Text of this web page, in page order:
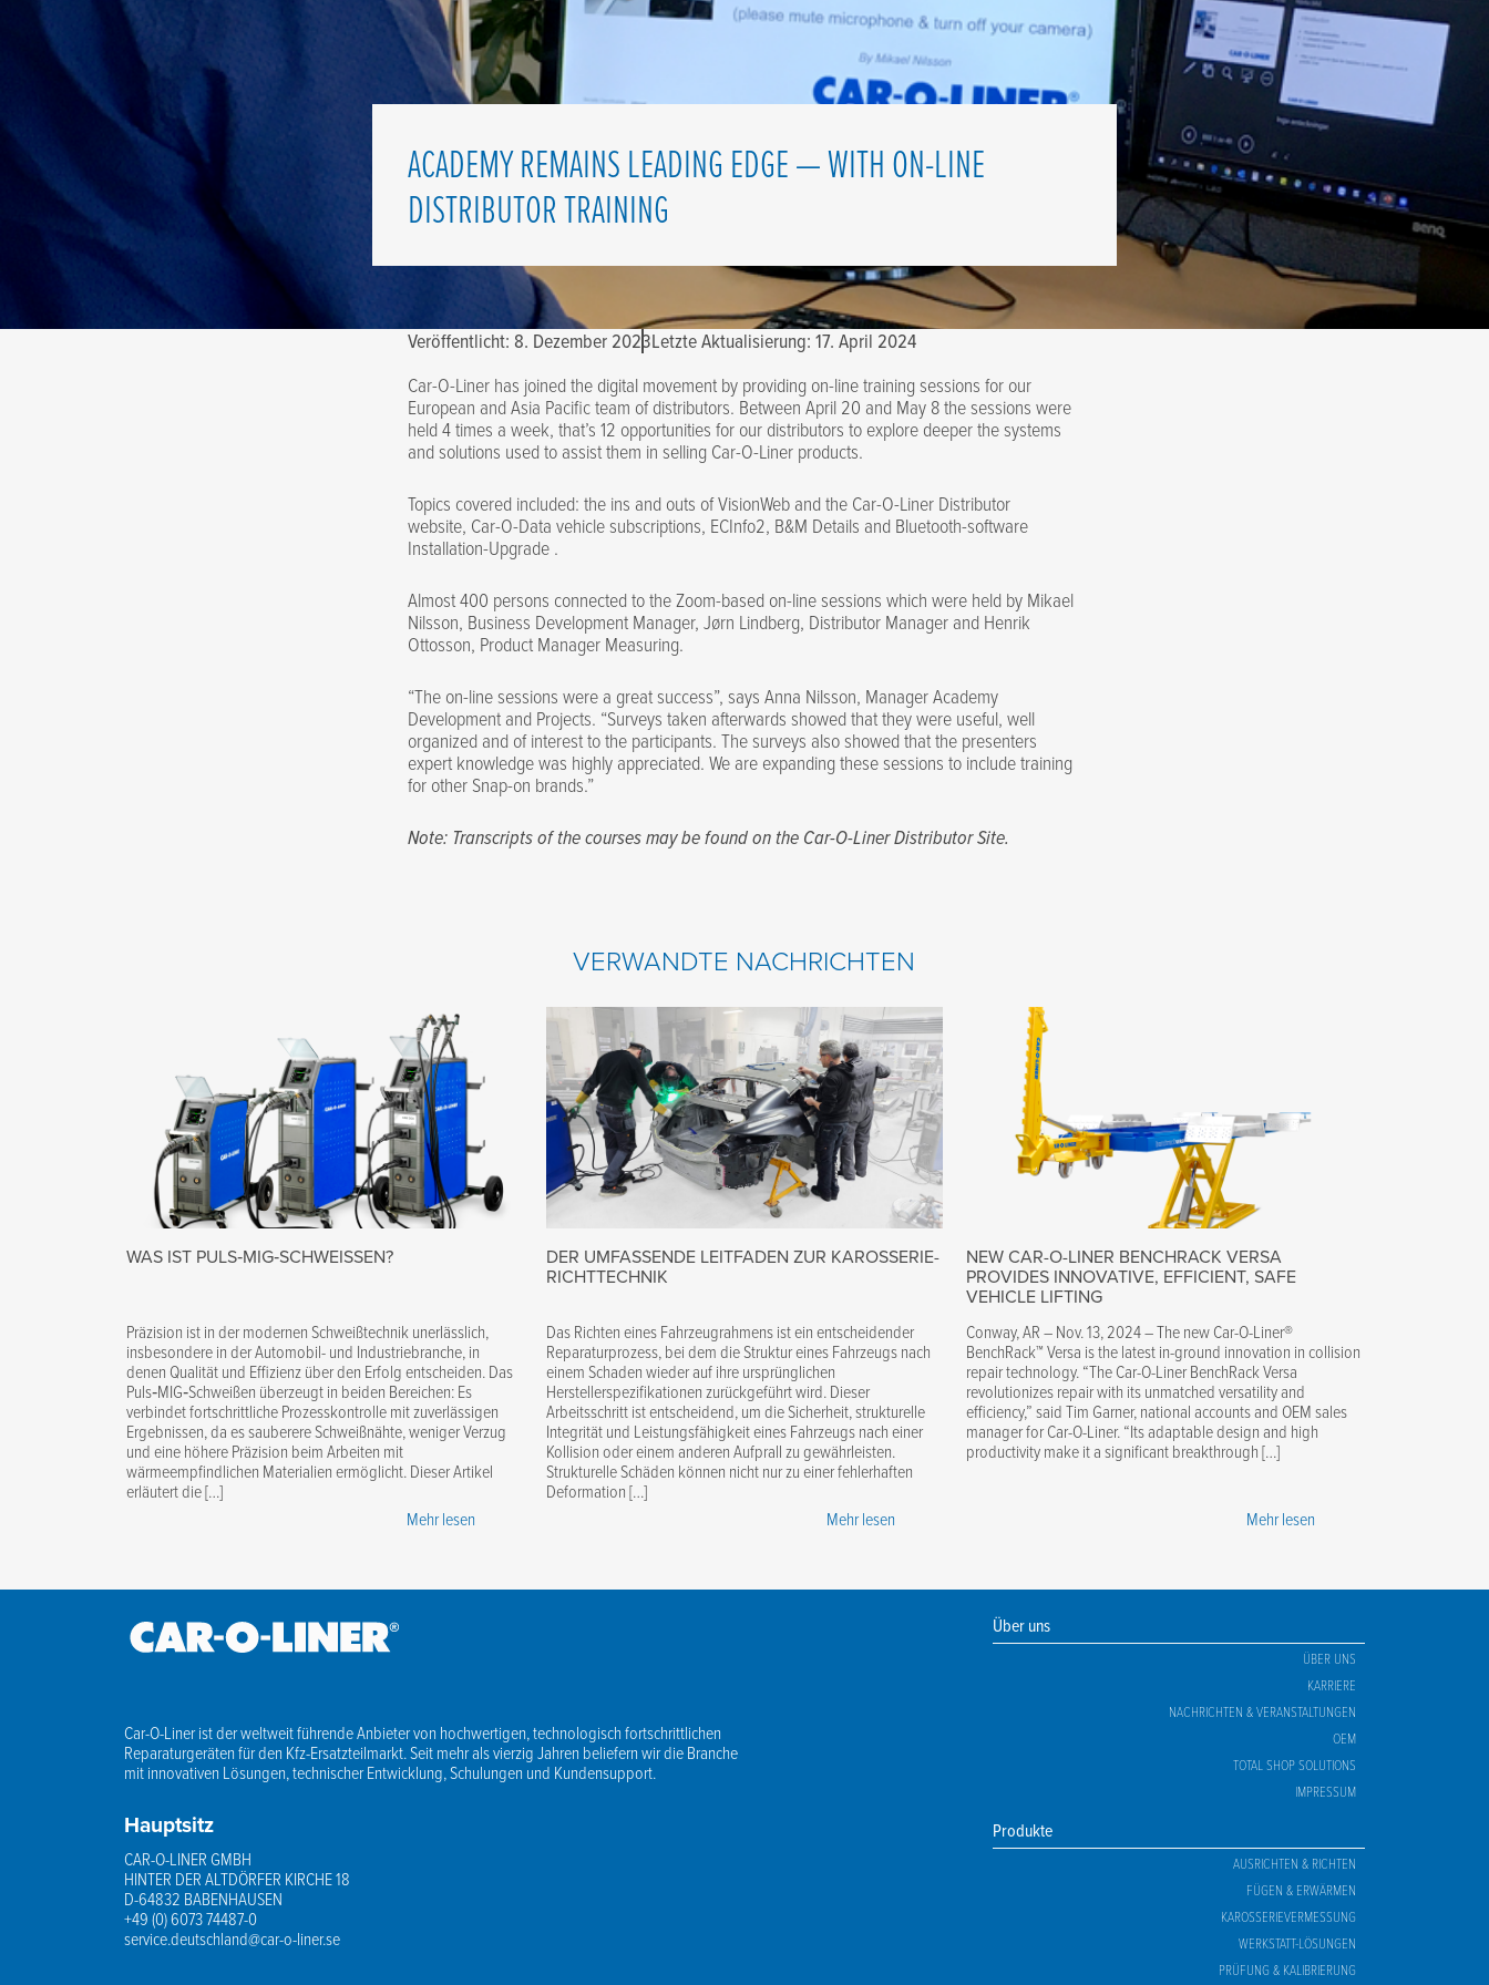
ACADEMY REMAINS LEADING EDGE — WITH ON-LINE
DISTRIBUTOR TRAINING
Veröffentlicht: 8. Dezember 2023Letzte Aktualisierung: 17. April 2024
Car-O-Liner has joined the digital movement by providing on-line training sessions for our
European and Asia Pacific team of distributors. Between April 20 and May 8 the sessions were
held 4 times a week, that’s 12 opportunities for our distributors to explore deeper the systems
and solutions used to assist them in selling Car-O-Liner products.
Topics covered included: the ins and outs of VisionWeb and the Car-O-Liner Distributor
website, Car-O-Data vehicle subscriptions, ECInfo2, B&M Details and Bluetooth-software
Installation-Upgrade .
Almost 400 persons connected to the Zoom-based on-line sessions which were held by Mikael
Nilsson, Business Development Manager, Jørn Lindberg, Distributor Manager and Henrik
Ottosson, Product Manager Measuring.
“The on-line sessions were a great success”, says Anna Nilsson, Manager Academy
Development and Projects. “Surveys taken afterwards showed that they were useful, well
organized and of interest to the participants. The surveys also showed that the presenters
expert knowledge was highly appreciated. We are expanding these sessions to include training
for other Snap-on brands.”
Note: Transcripts of the courses may be found on the Car-O-Liner Distributor Site.
VERWANDTE NACHRICHTEN
WAS IST PULS‑MIG‑SCHWEISSEN?
Präzision ist in der modernen Schweißtechnik unerlässlich,
insbesondere in der Automobil- und Industriebranche, in
denen Qualität und Effizienz über den Erfolg entscheiden. Das
Puls‑MIG‑Schweißen überzeugt in beiden Bereichen: Es
verbindet fortschrittliche Prozesskontrolle mit zuverlässigen
Ergebnissen, da es sauberere Schweißnähte, weniger Verzug
und eine höhere Präzision beim Arbeiten mit
wärmeempfindlichen Materialien ermöglicht. Dieser Artikel
erläutert die […]
Mehr lesen
DER UMFASSENDE LEITFADEN ZUR KAROSSERIE-
RICHTTECHNIK
Das Richten eines Fahrzeugrahmens ist ein entscheidender
Reparaturprozess, bei dem die Struktur eines Fahrzeugs nach
einem Schaden wieder auf ihre ursprünglichen
Herstellerspezifikationen zurückgeführt wird. Dieser
Arbeitsschritt ist entscheidend, um die Sicherheit, strukturelle
Integrität und Leistungsfähigkeit eines Fahrzeugs nach einer
Kollision oder einem anderen Aufprall zu gewährleisten.
Strukturelle Schäden können nicht nur zu einer fehlerhaften
Deformation […]
Mehr lesen
NEW CAR-O-LINER BENCHRACK VERSA
PROVIDES INNOVATIVE, EFFICIENT, SAFE
VEHICLE LIFTING
Conway, AR – Nov. 13, 2024 – The new Car-O-Liner®
BenchRack™ Versa is the latest in-ground innovation in collision
repair technology. “The Car-O-Liner BenchRack Versa
revolutionizes repair with its unmatched versatility and
efficiency,” said Tim Garner, national accounts and OEM sales
manager for Car-O-Liner. “Its adaptable design and high
productivity make it a significant breakthrough […]
Mehr lesen
Car-O-Liner ist der weltweit führende Anbieter von hochwertigen, technologisch fortschrittlichen
Reparaturgeräten für den Kfz-Ersatzteilmarkt. Seit mehr als vierzig Jahren beliefern wir die Branche
mit innovativen Lösungen, technischer Entwicklung, Schulungen und Kundensupport.
Hauptsitz
CAR-O-LINER GMBH
HINTER DER ALTDÖRFER KIRCHE 18
D-64832 BABENHAUSEN
+49 (0) 6073 74487-0
service.deutschland@car-o-liner.se
Über uns
ÜBER UNS
KARRIERE
NACHRICHTEN & VERANSTALTUNGEN
OEM
TOTAL SHOP SOLUTIONS
IMPRESSUM
Produkte
AUSRICHTEN & RICHTEN
FÜGEN & ERWÄRMEN
KAROSSERIEVERMESSUNG
WERKSTATT-LÖSUNGEN
PRÜFUNG & KALIBRIERUNG